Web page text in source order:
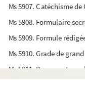
Ms 5907. Catéchisme
Ms 5908. Formulaire
Ms 5909. Formule
Ms 5910. Grade de
Ms 5911. Documents sur